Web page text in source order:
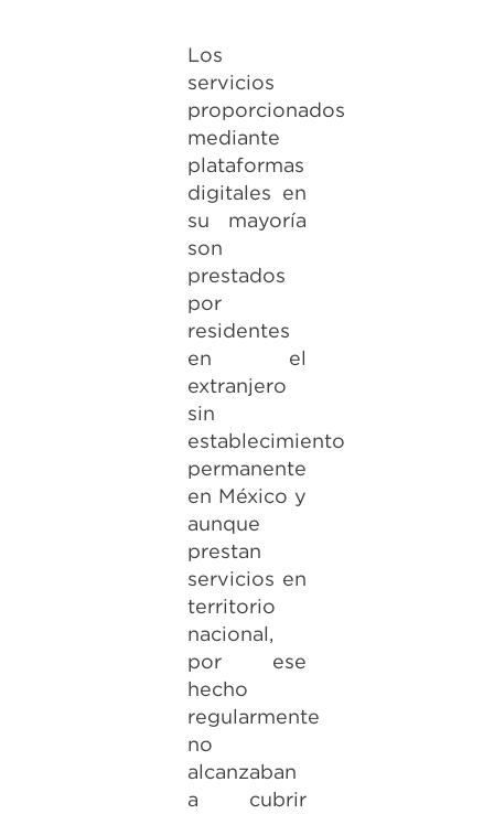
Los
servicios
proporcionados
mediante
plataformas
digitales en
su mayoría
son
prestados
por
residentes
en el
extranjero
sin
establecimiento
permanente
en México y
aunque
prestan
servicios en
territorio
nacional,
por ese
hecho
regularmente
no
alcanzaban
a cubrir